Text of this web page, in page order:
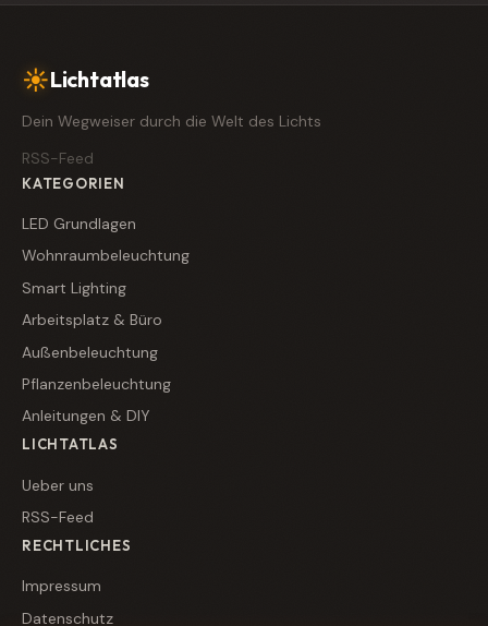
☀Lichtatlas
Dein Wegweiser durch die Welt des Lichts
RSS-Feed
KATEGORIEN
LED Grundlagen
Wohnraumbeleuchtung
Smart Lighting
Arbeitsplatz & Büro
Außenbeleuchtung
Pflanzenbeleuchtung
Anleitungen & DIY
LICHTATLAS
Ueber uns
RSS-Feed
RECHTLICHES
Impressum
Datenschutz